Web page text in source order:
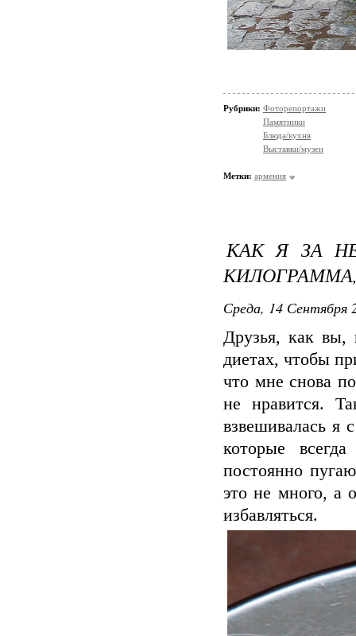
Рубрики: Фоторепортажи
Памятники
Блюда/кухня
Выставки/музеи
Метки: армения
КАК Я ЗА
Среда, 14 Сентября
Друзья, как вы,
диетах, чтобы
что мне снова
не нравится.
взвешивалась я
которые
постоянно
это не много, а
избавляться.